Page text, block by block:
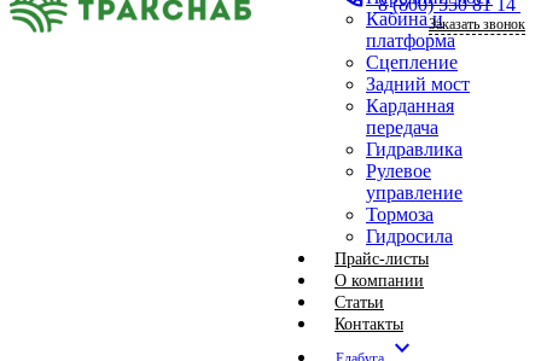
Кабина и
платформа
Сцепление
Задний мост
Карданная
передача
Гидравлика
Рулевое
управление
Тормоза
Гидросила
Прайс-листы
О компании
Статьи
Контакты
expand_more
Заказать звонок